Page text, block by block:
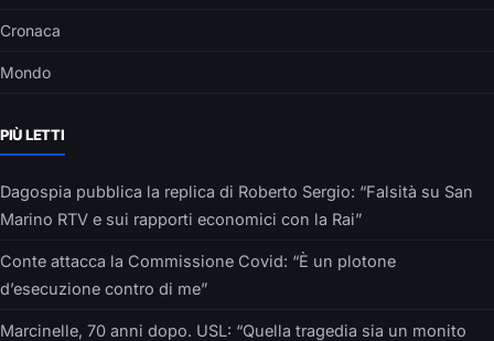
Cronaca
Mondo
PIÙ LETTI
Dagospia pubblica la replica di Roberto Sergio: “Falsità su San
Marino RTV e sui rapporti economici con la Rai”
Conte attacca la Commissione Covid: “È un plotone
d’esecuzione contro di me”
Marcinelle, 70 anni dopo. USL: “Quella tragedia sia un monito